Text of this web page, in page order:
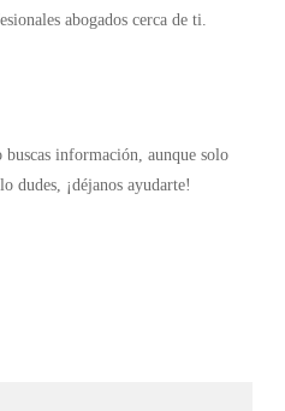
abogados cerca de ti.
información, aunque solo
dudes, ¡déjanos ayudarte!